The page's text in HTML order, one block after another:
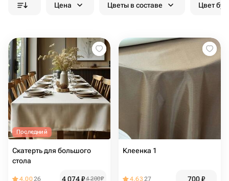
Цена Цветы в составе Цвет
Последний
Скатерть для большого
стола
4.0026 4 074₽4 200₽
Клеенка 1
4.6327 700₽